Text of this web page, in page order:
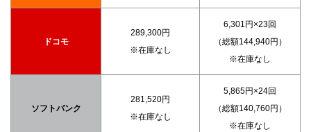
ドコモ
289,300円
※在庫なし
6,301円×23回
（総額144,940円）
※在庫なし
ソフトバンク
281,520円
※在庫なし
5,865円×24回
（総額140,760円）
※在庫なし